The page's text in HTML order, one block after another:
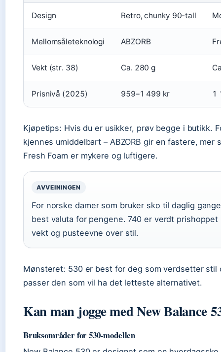
Design Retro, chunky 90-tall
Mellomsåleteknologi ABZORB
Vekt (str. 38) Ca. 280 g
Prisnivå (2025) 959–1 499 kr 1
Kjøpetips: Hvis du er usikker, prøv begge i butikk.
kjennes umiddelbart – ABZORB gir en fastere, mer
Fresh Foam er mykere og luftigere.
AVVEININGEN
For norske damer som bruker sko til daglig
best valuta for pengene. 740 er verdt
vekt og pusteevne over stil.
Mønsteret: 530 er best for deg som verdsetter stil
passer den som vil ha det letteste alternativet.
Kan man jogge med New Balance
Bruksområder for 530-modellen